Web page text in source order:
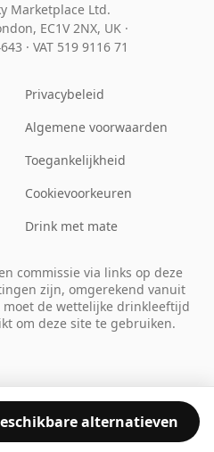
alternatieven
Marketplace Ltd.
EC1V 2NX, UK ·
· VAT 519 9116 71
Privacybeleid
Algemene voorwaarden
Toegankelijkheid
Cookievoorkeuren
Drink met mate
commissie via links op deze
zijn, omgerekend vanuit
moet de wettelijke drinkleeftijd
om deze site te gebruiken.